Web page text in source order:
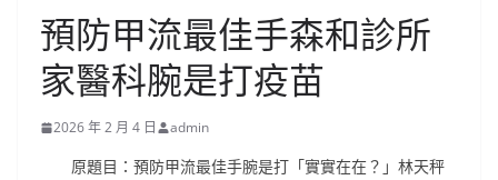
預防甲流最佳手森和診所
家醫科腕是打疫苗
2026 年 2 月 4 日 admin
原題目：預防甲流最佳手腕是打「實實在在？」林天秤